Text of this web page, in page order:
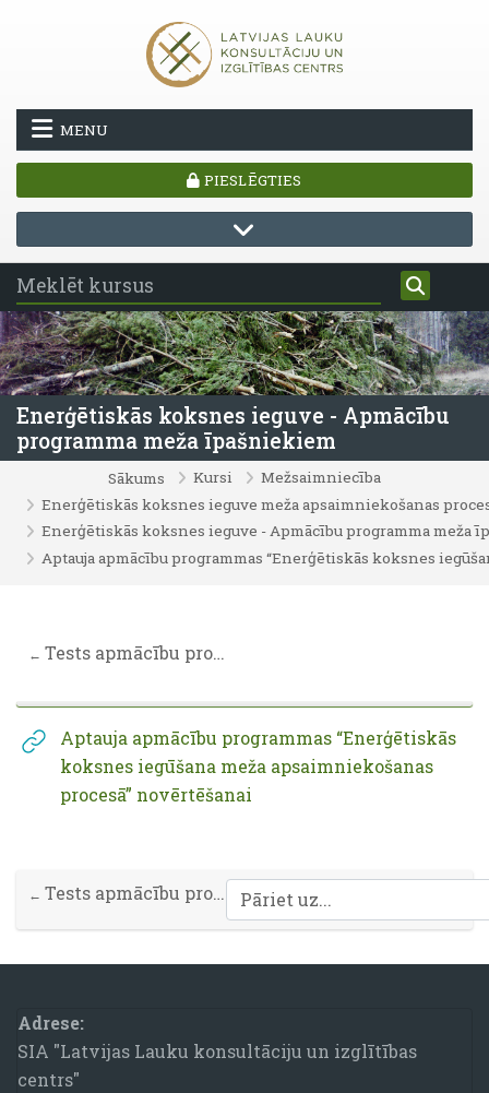
MENU
PIESLĒGTIES
Enerģētiskās koksnes ieguve - Apmācību
programma meža īpašniekiem
Sākums Kursi
Mežsaimniecība
Enerģētiskās koksnes ieguve meža apsaimniekošanas
Enerģētiskās koksnes ieguve - Apmācību programma meža
Aptauja apmācību programmas “Enerģētiskās koksnes
Section outline
← Tests apmācību programmai: Enerģētiskās koksnes ieguve meža apsaimniekošanas procesā
Aptauja apmācību programmas “Enerģētiskās
koksnes iegūšana meža apsaimniekošanas
procesā” novērtēšanai
← Tests apmācību programmai: Enerģētiskās koksnes ieguve meža apsaimniekošanas procesā
Bloki
Adrese:
SIA "Latvijas Lauku konsultāciju un izglītības
centrs"